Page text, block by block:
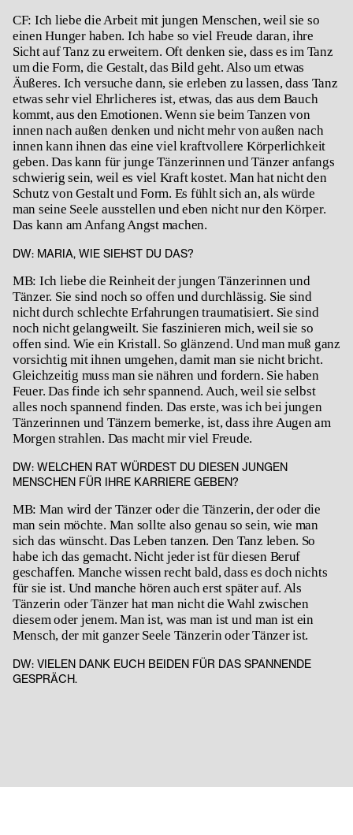
CF: Ich liebe die Arbeit mit jungen Menschen, weil sie so
einen Hunger haben. Ich habe so viel Freude daran, ihre
Sicht auf Tanz zu erweitern. Oft denken sie, dass es im Tanz
um die Form, die Gestalt, das Bild geht. Also um etwas
Äußeres. Ich versuche dann, sie erleben zu lassen, dass Tanz
etwas sehr viel Ehrlicheres ist, etwas, das aus dem Bauch
kommt, aus den Emotionen. Wenn sie beim Tanzen von
innen nach außen denken und nicht mehr von außen nach
innen kann ihnen das eine viel kraftvollere Körperlichkeit
geben. Das kann für junge Tänzerinnen und Tänzer anfangs
schwierig sein, weil es viel Kraft kostet. Man hat nicht den
Schutz von Gestalt und Form. Es fühlt sich an, als würde
man seine Seele ausstellen und eben nicht nur den Körper.
Das kann am Anfang Angst machen.
DW: MARIA, WIE SIEHST DU DAS?
MB: Ich liebe die Reinheit der jungen Tänzerinnen und
Tänzer. Sie sind noch so offen und durchlässig. Sie sind
nicht durch schlechte Erfahrungen traumatisiert. Sie sind
noch nicht gelangweilt. Sie faszinieren mich, weil sie so
offen sind. Wie ein Kristall. So glänzend. Und man muß ganz
vorsichtig mit ihnen umgehen, damit man sie nicht bricht.
Gleichzeitig muss man sie nähren und fordern. Sie haben
Feuer. Das finde ich sehr spannend. Auch, weil sie selbst
alles noch spannend finden. Das erste, was ich bei jungen
Tänzerinnen und Tänzern bemerke, ist, dass ihre Augen am
Morgen strahlen. Das macht mir viel Freude.
DW: WELCHEN RAT WÜRDEST DU DIESEN JUNGEN
MENSCHEN FÜR IHRE KARRIERE GEBEN?
MB: Man wird der Tänzer oder die Tänzerin, der oder die
man sein möchte. Man sollte also genau so sein, wie man
sich das wünscht. Das Leben tanzen. Den Tanz leben. So
habe ich das gemacht. Nicht jeder ist für diesen Beruf
geschaffen. Manche wissen recht bald, dass es doch nichts
für sie ist. Und manche hören auch erst später auf. Als
Tänzerin oder Tänzer hat man nicht die Wahl zwischen
diesem oder jenem. Man ist, was man ist und man ist ein
Mensch, der mit ganzer Seele Tänzerin oder Tänzer ist.
DW: VIELEN DANK EUCH BEIDEN FÜR DAS SPANNENDE
GESPRÄCH.